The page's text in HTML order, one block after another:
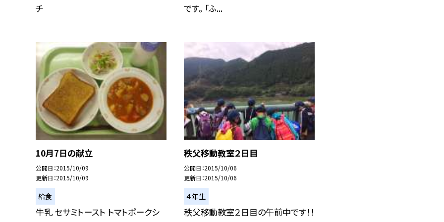
チ
です。 「ふ...
10月7日の献立
公開日 2015/10/09
更新日 2015/10/09
給食
牛乳 セサミトースト トマトポークシ
秩父移動教室２日目
公開日 2015/10/06
更新日 2015/10/06
４年生
秩父移動教室２日目の午前中です！！